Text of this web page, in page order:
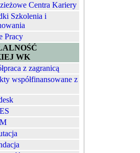
Centra Kariery
Szkolenia i
Pracy
WK
z zagranicą
współfinansowane z